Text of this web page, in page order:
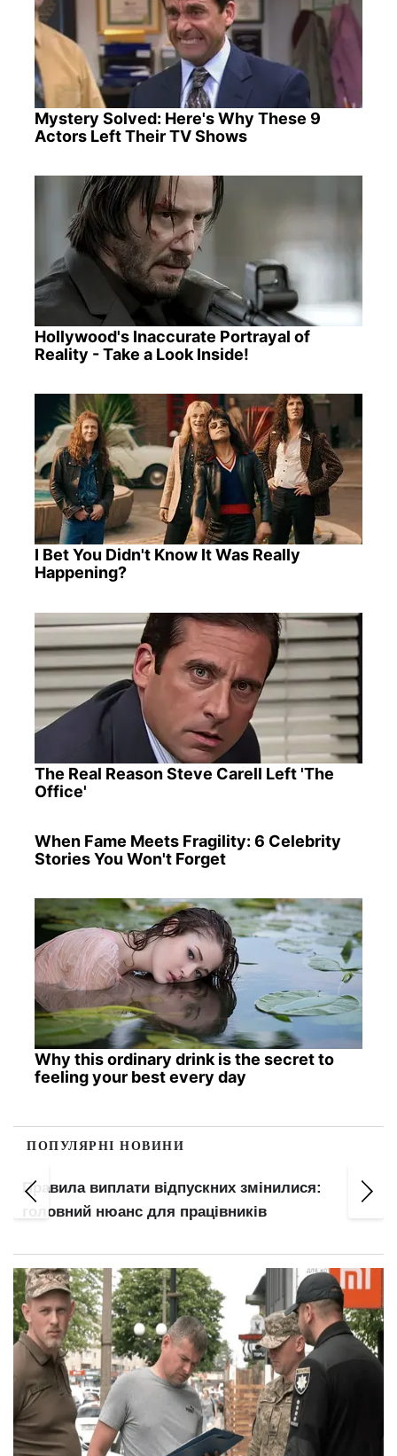
Mystery Solved: Here's Why These 9
Actors Left Their TV Shows
Hollywood's Inaccurate Portrayal of
Reality - Take a Look Inside!
I Bet You Didn't Know It Was Really
Happening?
The Real Reason Steve Carell Left 'The
Office'
When Fame Meets Fragility: 6 Celebrity
Stories You Won't Forget
Why this ordinary drink is the secret to
feeling your best every day
ПОПУЛЯРНІ НОВИНИ
Правила виплати відпускних змінилися:
головний нюанс для працівників